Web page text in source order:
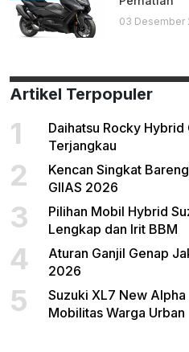
03 Desember
Artikel Terpopuler
1
Daihatsu Rocky
Terjangkau
2
Kencan Singkat
GIIAS 2026
3
Pilihan Mobil Hybrid
Lengkap dan Irit BBM
4
Aturan Ganjil Genap
2026
5
Suzuki XL7 New
Mobilitas Warga Urban